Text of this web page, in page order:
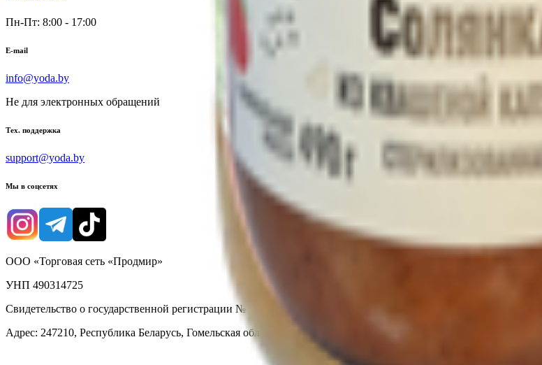
Пн-Пт: 8:00 - 17:00
E-mail
info@yoda.by
Не для электронных обращений
Тех. поддержка
support@yoda.by
Мы в соцсетях
ООО «Торговая сеть «Продмир»
УНП 490314725
Свидетельство о государственной регистрации № 490314725 от 30.05.2003г выдано Гомельским облисполкомом
Адрес: 247210, Республика Беларусь, Гомельская обл., г. Жлобин, ул. Козлова 2-А